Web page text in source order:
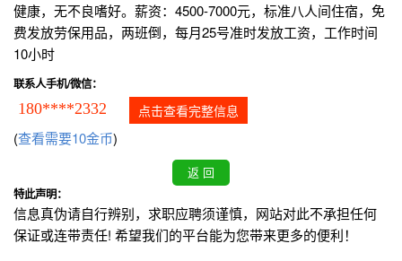
健康，无不良嗜好。薪资：4500-7000元，标准八人间住宿，免
费发放劳保用品，两班倒，每月25号准时发放工资，工作时间
10小时
联系人手机/微信：
180****2332 点击查看完整信息
(查看需要10金币)
特此声明：
信息真伪请自行辨别，求职应聘须谨慎，网站对此不承担任何
保证或连带责任! 希望我们的平台能为您带来更多的便利！